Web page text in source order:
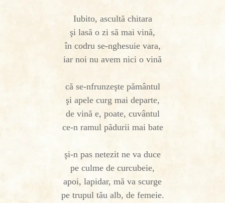
Iubito, ascultă chitara
şi lasă o zi să mai vină,
în codru se-nghesuie vara,
iar noi nu avem nici o vină
că se-nfrunzeşte pământul
şi apele curg mai departe,
de vină e, poate, cuvântul
ce-n ramul pădurii mai bate
şi-n pas netezit ne va duce
pe culme de curcubeie,
apoi, lapidar, mă va scurge
pe trupul tău alb, de femeie.